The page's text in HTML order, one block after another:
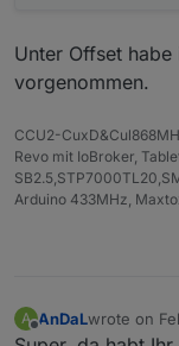
Unter Offset
vorgenommen.
CCU2-
Revo mit IoBroker,
Arduino 433MHz,
A AnDaLwrote on
last edited